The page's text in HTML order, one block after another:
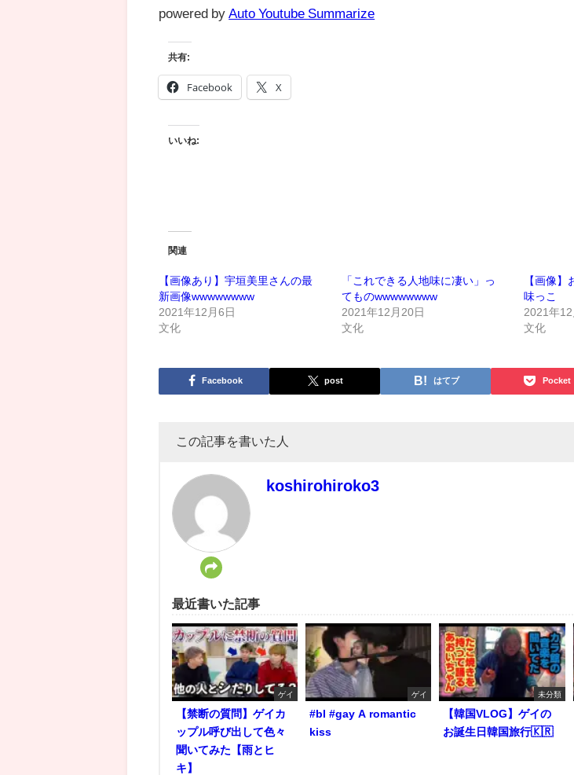
powered by Auto Youtube Summarize
共有:
Facebook X
いいね:
関連
【画像あり】宇垣美里さんの最
新画像wwwwwwww
2021年12月6日
文化
「これできる人地味に凄い」っ
てものwwwwwwww
2021年12月20日
文化
【画像
味っこ
2021年12
文化
Facebook post はてブ Pocket
この記事を書いた人
koshirohiroko3
最近書いた記事
ゲイ
【禁断の質問】ゲイカ
ップル呼び出して色々
聞いてみた【雨とヒ
キ】
ゲイ
#bl #gay A romantic
kiss
未分類
【韓国VLOG】ゲイの
お誕生日韓国旅行🇰🇷